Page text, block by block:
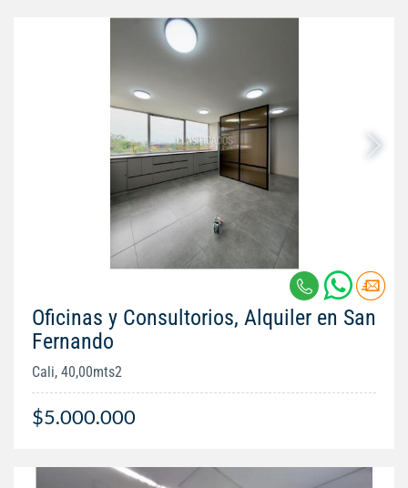
Oficinas y Consultorios, Alquiler en San
Fernando
Cali, 40,00mts2
$5.000.000